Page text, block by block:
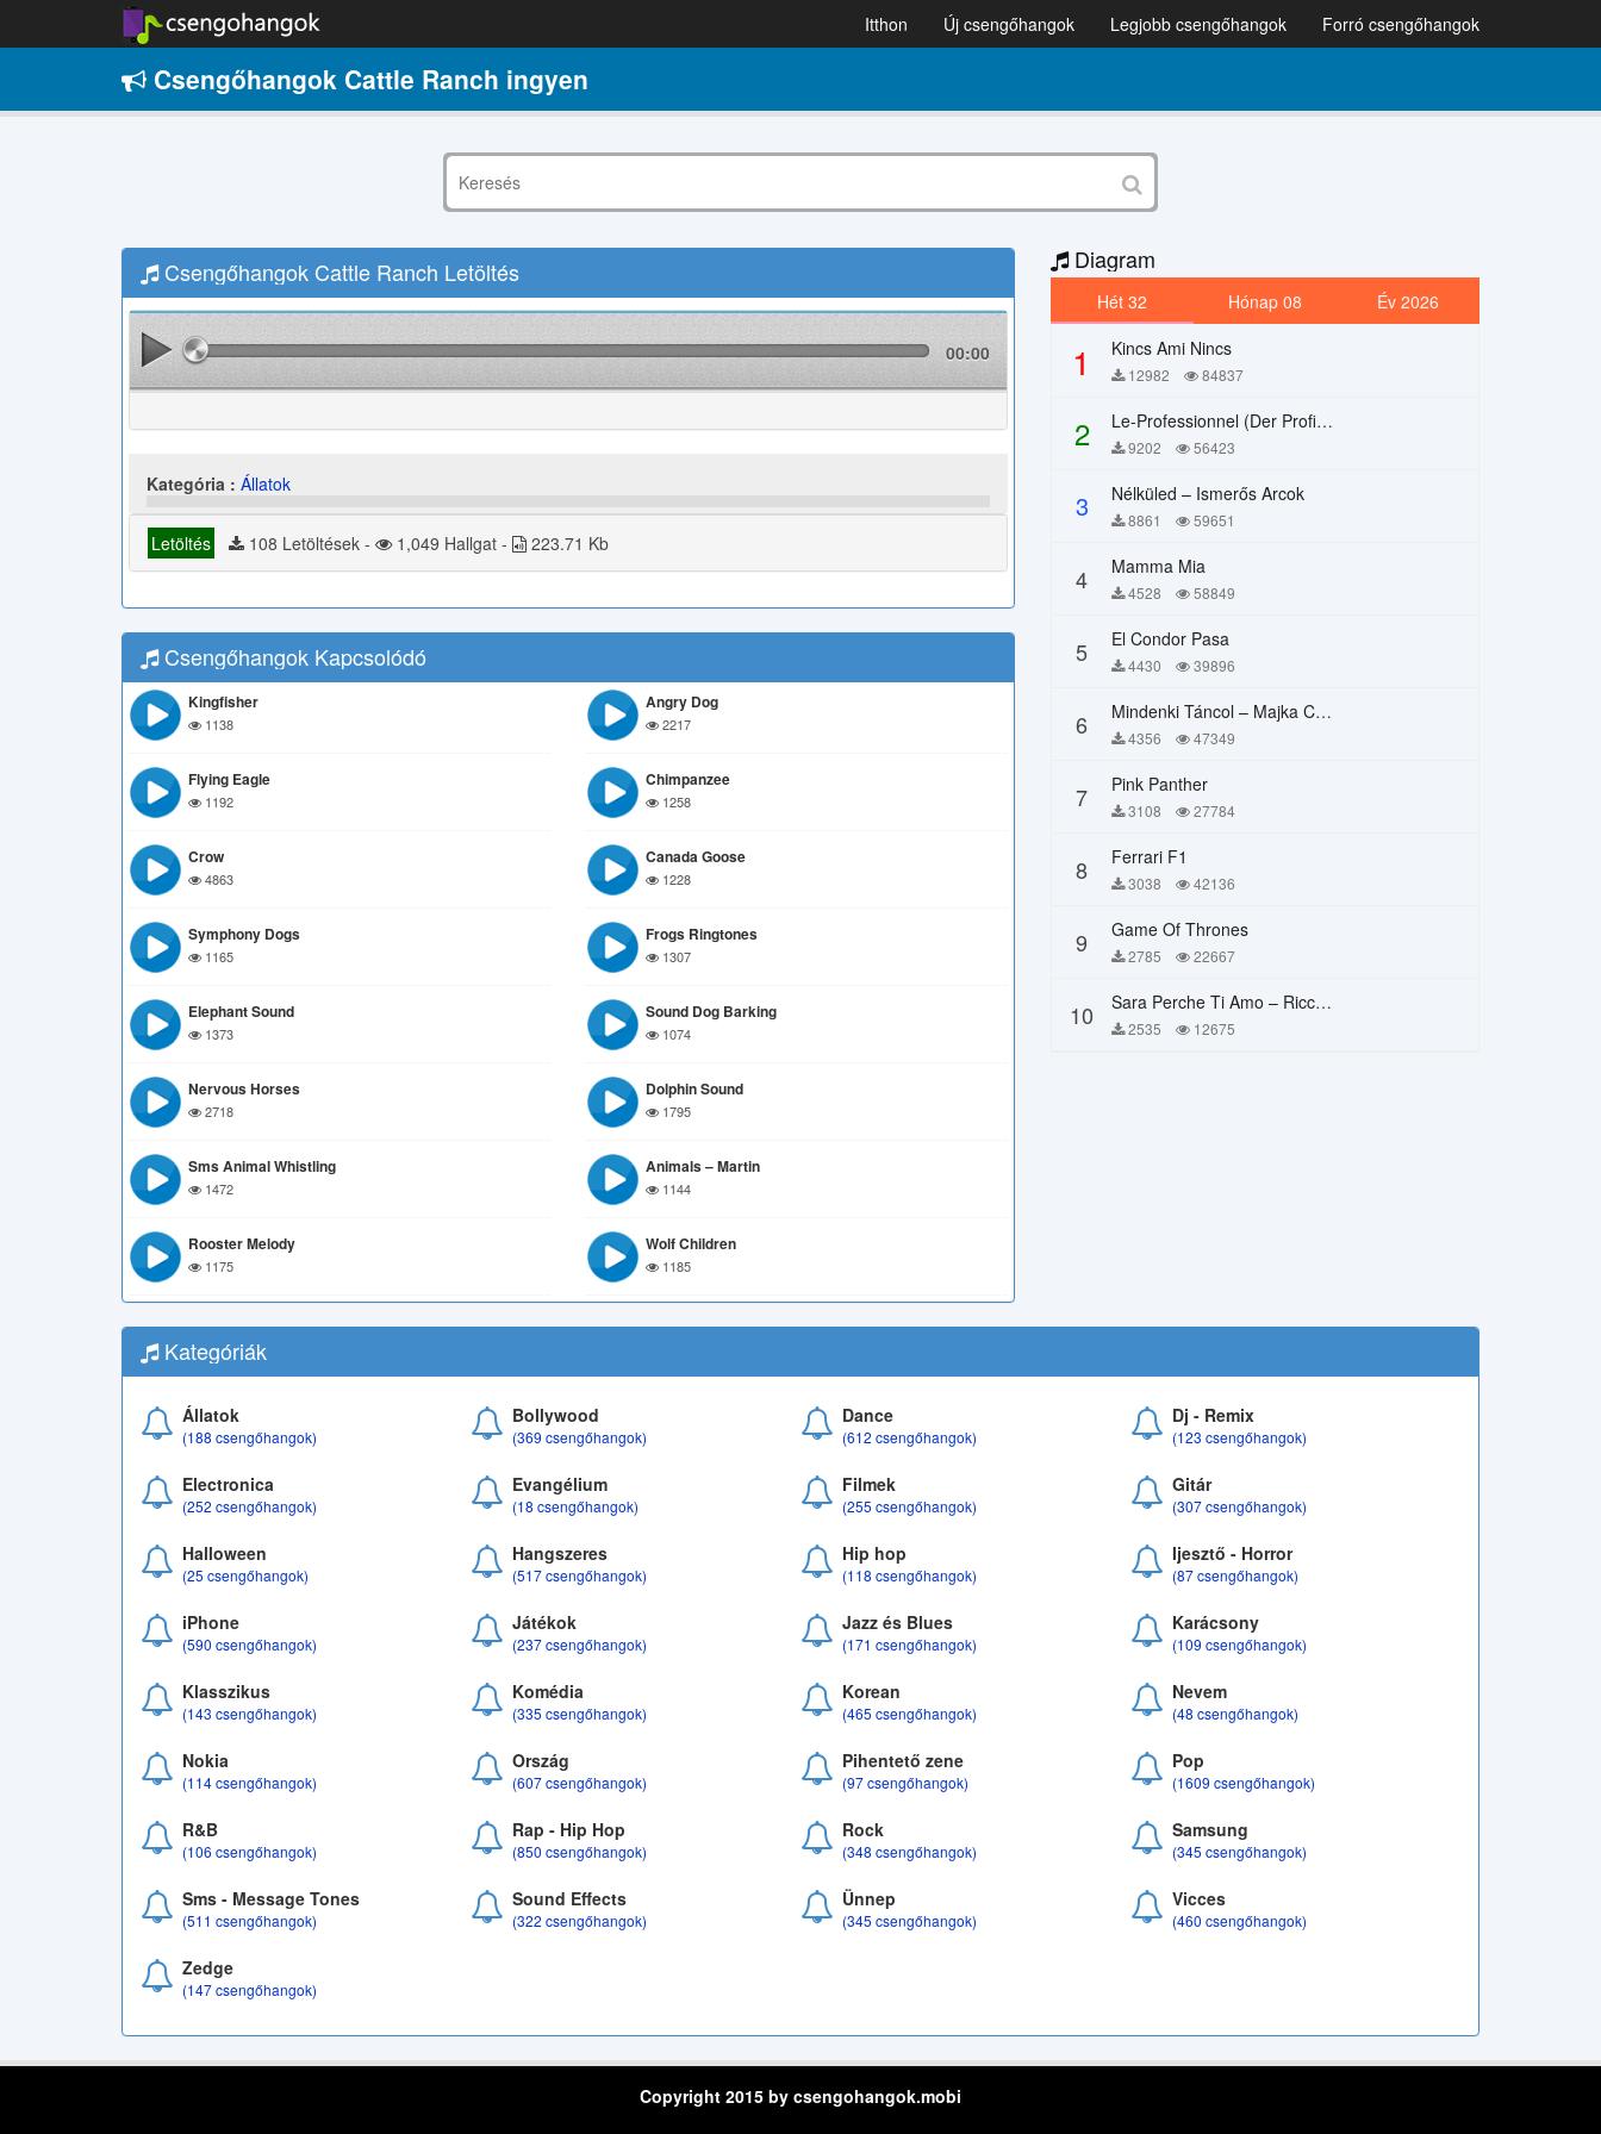
Itthon Új csengőhangok Legjobb csengőhangok Forró csengőhangok
Csengőhangok Cattle Ranch ingyen
Csengőhangok Cattle Ranch Letöltés
00:00
Kategória : Állatok
Letöltés 108 Letöltések - 1,049 Hallgat - 223.71 Kb
Csengőhangok Kapcsolódó
Kingfisher
1138
Angry Dog
2217
Flying Eagle
1192
Chimpanzee
1258
Crow
4863
Canada Goose
1228
Symphony Dogs
1165
Frogs Ringtones
1307
Elephant Sound
1373
Sound Dog Barking
1074
Nervous Horses
2718
Dolphin Sound
1795
Sms Animal Whistling
1472
Animals – Martin
1144
Rooster Melody
1175
Wolf Children
1185
Diagram
Hét 32 Hónap 08 Év 2026
1 Kincs Ami Nincs
12982 84837
2 Le-Professionnel (Der Profi) – Chi Mai
9202 56423
3 Nélküled – Ismerős Arcok
8861 59651
4 Mamma Mia
4528 58849
5 El Condor Pasa
4430 39896
6 Mindenki Táncol – Majka Curtis, Péter Majoros
4356 47349
7 Pink Panther
3108 27784
8 Ferrari F1
3038 42136
9 Game Of Thrones
2785 22667
10 Sara Perche Ti Amo – Ricchi E Poveri
2535 12675
Kategóriák
Állatok
(188 csengőhangok)
Bollywood
(369 csengőhangok)
Dance
(612 csengőhangok)
Dj - Remix
(123 csengőhangok)
Electronica
(252 csengőhangok)
Evangélium
(18 csengőhangok)
Filmek
(255 csengőhangok)
Gitár
(307 csengőhangok)
Halloween
(25 csengőhangok)
Hangszeres
(517 csengőhangok)
Hip hop
(118 csengőhangok)
Ijesztő - Horror
(87 csengőhangok)
iPhone
(590 csengőhangok)
Játékok
(237 csengőhangok)
Jazz és Blues
(171 csengőhangok)
Karácsony
(109 csengőhangok)
Klasszikus
(143 csengőhangok)
Komédia
(335 csengőhangok)
Korean
(465 csengőhangok)
Nevem
(48 csengőhangok)
Nokia
(114 csengőhangok)
Ország
(607 csengőhangok)
Pihentető zene
(97 csengőhangok)
Pop
(1609 csengőhangok)
R&B
(106 csengőhangok)
Rap - Hip Hop
(850 csengőhangok)
Rock
(348 csengőhangok)
Samsung
(345 csengőhangok)
Sms - Message Tones
(511 csengőhangok)
Sound Effects
(322 csengőhangok)
Ünnep
(345 csengőhangok)
Vicces
(460 csengőhangok)
Zedge
(147 csengőhangok)
Copyright 2015 by csengohangok.mobi